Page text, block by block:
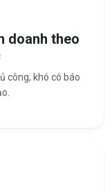
doanh theo
công, khó có báo